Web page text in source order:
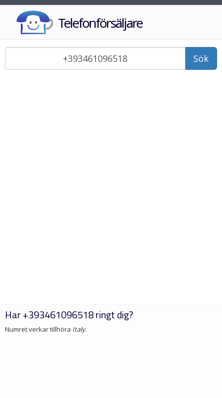
Telefonförsäljare
Sök
Har+393461096518ringt dig?
Numret verkar tillhöra Italy.